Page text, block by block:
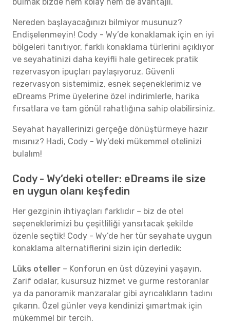
Nereden başlayacağınızı bilmiyor musunuz?
Endişelenmeyin! Cody - Wy’de konaklamak için en iyi
bölgeleri tanıtıyor, farklı konaklama türlerini açıklıyor
ve seyahatinizi daha keyifli hale getirecek pratik
rezervasyon ipuçları paylaşıyoruz. Güvenli
rezervasyon sistemimiz, esnek seçeneklerimiz ve
eDreams Prime üyelerine özel indirimlerle, harika
fırsatlara ve tam gönül rahatlığına sahip olabilirsiniz.
Seyahat hayallerinizi gerçeğe dönüştürmeye hazır
mısınız? Hadi, Cody - Wy’deki mükemmel otelinizi
bulalım!
Cody - Wy’deki oteller: eDreams ile size
en uygun olanı keşfedin
Her gezginin ihtiyaçları farklıdır – biz de otel
seçeneklerimizi bu çeşitliliği yansıtacak şekilde
özenle seçtik! Cody - Wy’de her tür seyahate uygun
konaklama alternatiflerini sizin için derledik:
Lüks oteller – Konforun en üst düzeyini yaşayın.
Zarif odalar, kusursuz hizmet ve gurme restoranlar
ya da panoramik manzaralar gibi ayrıcalıkların tadını
çıkarın. Özel günler veya kendinizi şımartmak için
mükemmel bir tercih.